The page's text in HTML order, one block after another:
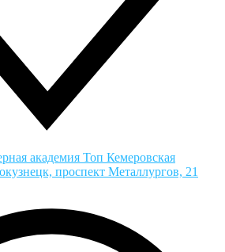
академия Toп Кемеровская
проспект Металлургов, 21